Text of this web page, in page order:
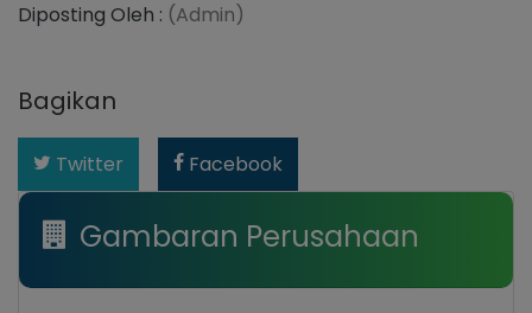
Diposting Oleh : (Admin)
Bagikan
Twitter Facebook
Gambaran Perusahaan